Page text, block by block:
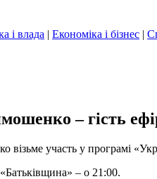
і влада | Економіка і бізнес |
– гість
участь у програмі
– о 21:00.